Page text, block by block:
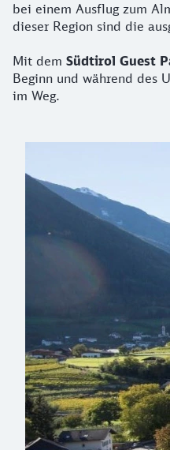
bei einem Ausflug zum
dieser Region sind die
Mit dem Südtirol Guest
Beginn und während des
im Weg.